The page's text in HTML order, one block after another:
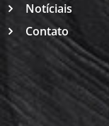
Notíciais
Contato